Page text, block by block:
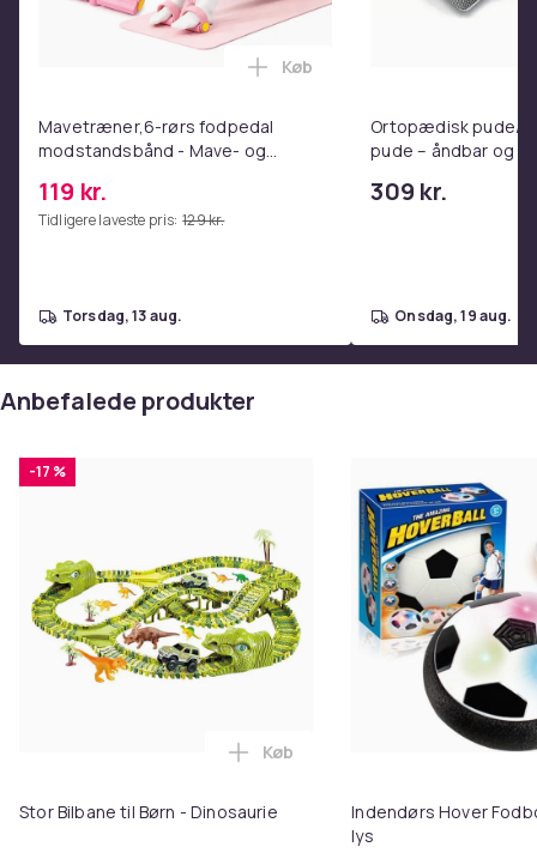
Mavetræner,6-rørs fodpedal
modstandsbånd - Mave- og
hjemmetræningscenter Pink
119 kr.
Tidligere laveste pris: 129 kr.
Læg Mavetræner,6-rørs
Køb
torsdag, 13 aug.
Ortopædisk pude/
pude – åndbar og
309 kr.
onsdag, 19 aug.
Anbefalede produkter
-17 %
Stor Bilbane til Børn - Dinosaurie
Læg Stor Bilbane til Børn -
Køb
Indendørs Hover
lys